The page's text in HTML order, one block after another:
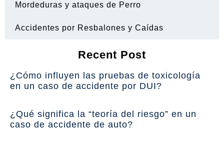
Mordeduras y ataques de Perro
Accidentes por Resbalones y Caídas
Recent Post
¿Cómo influyen las pruebas de toxicología
en un caso de accidente por DUI?
¿Qué significa la “teoría del riesgo” en un
caso de accidente de auto?